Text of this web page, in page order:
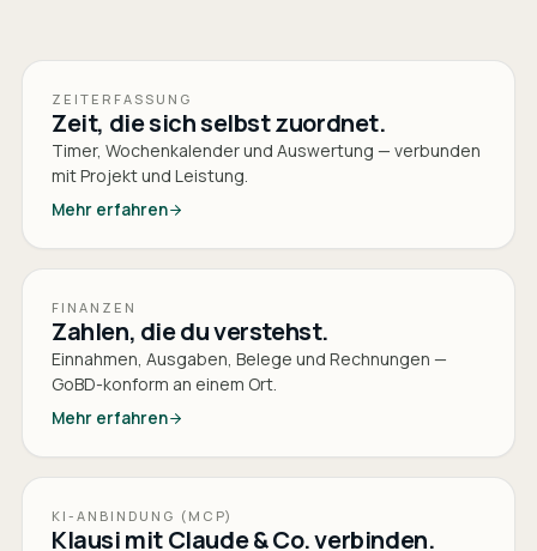
ZEITERFASSUNG
Zeit, die sich selbst zuordnet.
Timer, Wochenkalender und Auswertung — verbunden
mit Projekt und Leistung.
Mehr erfahren
FINANZEN
Zahlen, die du verstehst.
Einnahmen, Ausgaben, Belege und Rechnungen —
GoBD-konform an einem Ort.
Mehr erfahren
KI-ANBINDUNG (MCP)
Klausi mit Claude & Co. verbinden.